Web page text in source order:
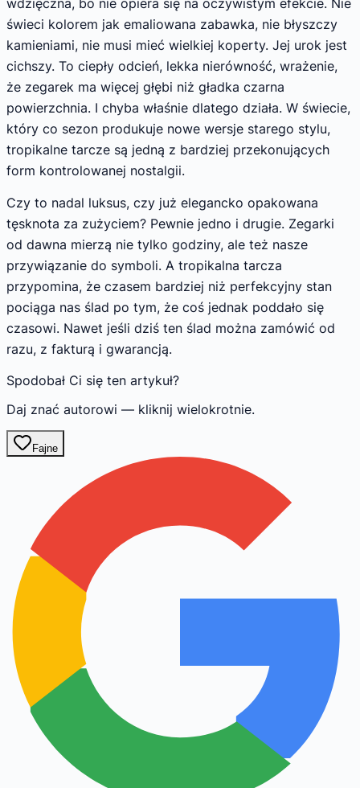
wdzięczna, bo nie opiera się na oczywistym efekcie. Nie
świeci kolorem jak emaliowana zabawka, nie błyszczy
kamieniami, nie musi mieć wielkiej koperty. Jej urok jest
cichszy. To ciepły odcień, lekka nierówność, wrażenie,
że zegarek ma więcej głębi niż gładka czarna
powierzchnia. I chyba właśnie dlatego działa. W świecie,
który co sezon produkuje nowe wersje starego stylu,
tropikalne tarcze są jedną z bardziej przekonujących
form kontrolowanej nostalgii.
Czy to nadal luksus, czy już elegancko opakowana
tęsknota za zużyciem? Pewnie jedno i drugie. Zegarki
od dawna mierzą nie tylko godziny, ale też nasze
przywiązanie do symboli. A tropikalna tarcza
przypomina, że czasem bardziej niż perfekcyjny stan
pociąga nas ślad po tym, że coś jednak poddało się
czasowi. Nawet jeśli dziś ten ślad można zamówić od
razu, z fakturą i gwarancją.
Spodobał Ci się ten artykuł?
Daj znać autorowi — kliknij wielokrotnie.
Fajne